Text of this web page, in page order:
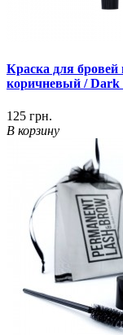
Краска для
коричневый / Dark
125 грн.
В корзину